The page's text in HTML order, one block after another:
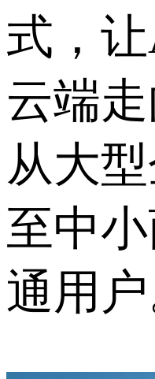
式，
云端走
从大
至中
通用户